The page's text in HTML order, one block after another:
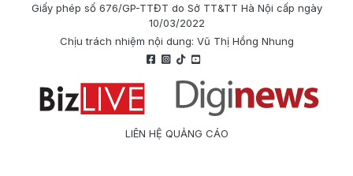
Giấy phép số 676/GP-TTĐT do Sở TT&TT Hà Nội cấp ngày
10/03/2022
Chịu trách nhiệm nội dung: Vũ Thị Hồng Nhung
LIÊN HỆ QUẢNG CÁO